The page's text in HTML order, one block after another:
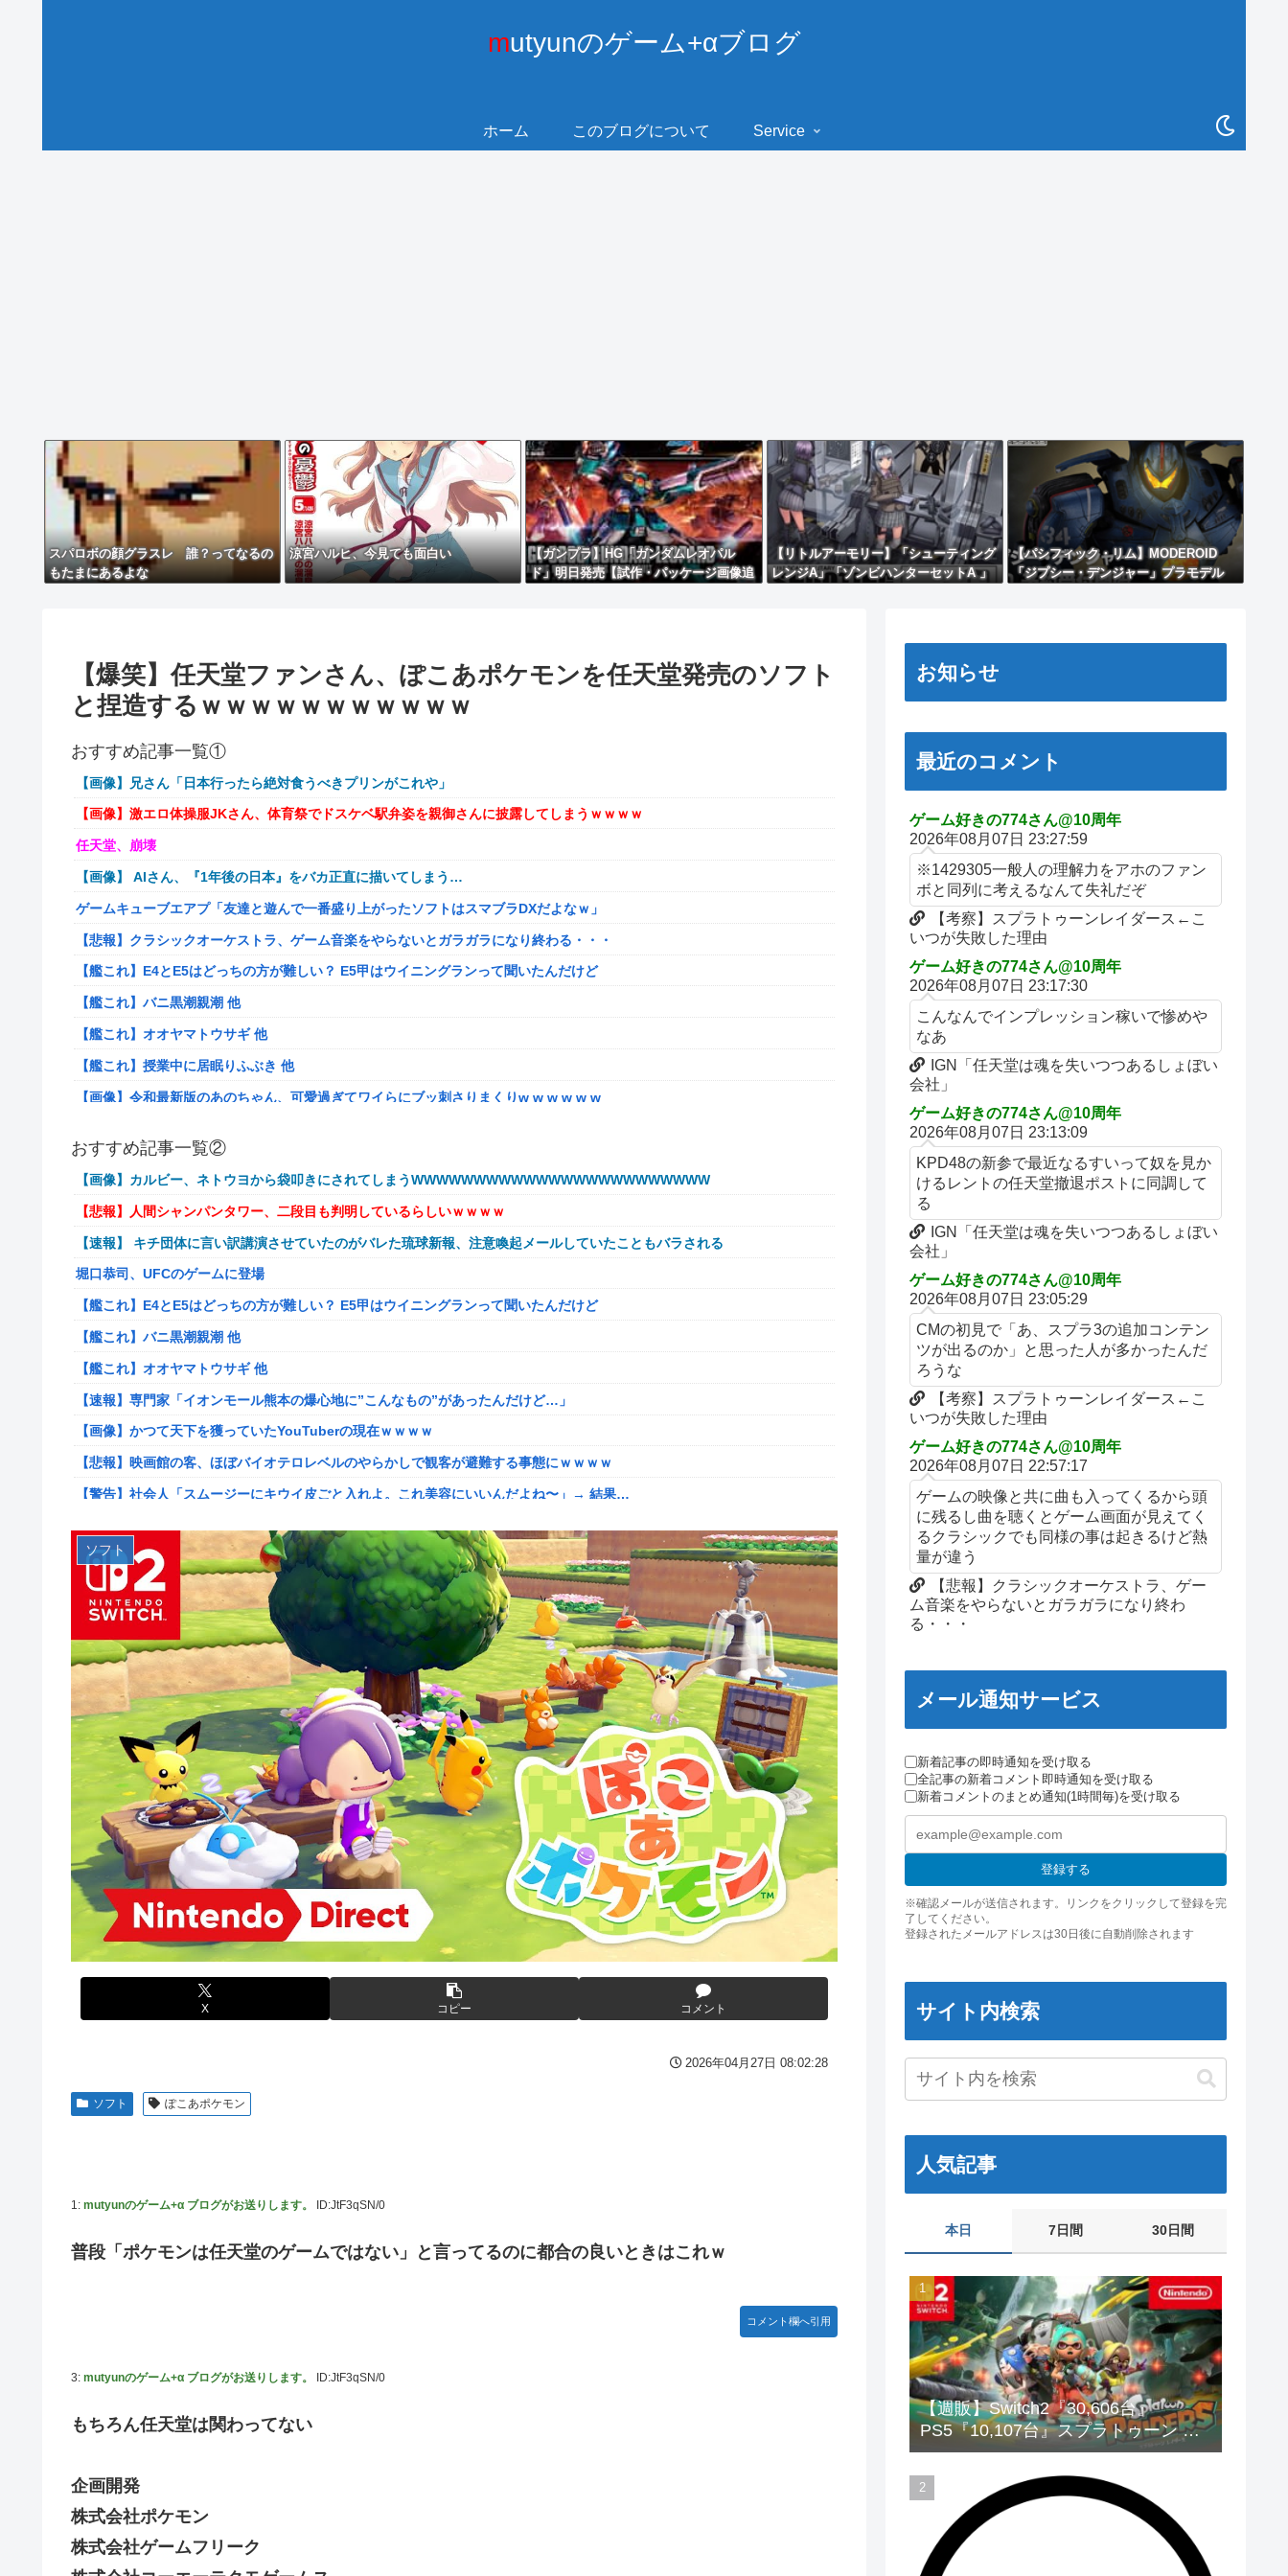
mutyunのゲーム+αブログ
ホーム このブログについて Service
スパロボの顔グラスレ 誰？ってなるの
もたまにあるよな
涼宮ハルヒ、今見ても面白い
【ガンプラ】HG「ガンダムレオパル
ド」明日発売【試作・パッケージ画像追
【リトルアーモリー】「シューティング
レンジA」「ゾンビハンターセットA 」
【パシフィック・リム】MODEROID
「ジプシー・デンジャー」プラモデル
【爆笑】任天堂ファンさん、ぽこあポケモンを任天堂発売のソフト
と捏造するｗｗｗｗｗｗｗｗｗｗｗ
おすすめ記事一覧①
【画像】兄さん「日本行ったら絶対食うべきプリンがこれや」
【画像】激エロ体操服JKさん、体育祭でドスケベ駅弁姿を親御さんに披露してしまうｗｗｗｗ
任天堂、崩壊
【画像】 AIさん、『1年後の日本』をバカ正直に描いてしまう…
ゲームキューブエアプ「友達と遊んで一番盛り上がったソフトはスマブラDXだよなｗ」
【悲報】クラシックオーケストラ、ゲーム音楽をやらないとガラガラになり終わる・・・
【艦これ】E4とE5はどっちの方が難しい？ E5甲はウイニングランって聞いたんだけど
【艦これ】バニ黒潮親潮 他
【艦これ】オオヤマトウサギ 他
【艦これ】授業中に居眠りふぶき 他
【画像】令和最新版のあのちゃん、可愛過ぎてワイらにブッ刺さりまくりw w w w w w
岡田斗司夫「人間の本音としてブサイクを見たら不愉快になる。この責任をどうとるんだ」
【速報】ルフィの幹部、懲役20年に決定する←コレは妥当か？？？？？？？
【NGS】ルーサー緊急、新武器、東方コラボ、EXレベル40… 8/5はアップデート盛り沢山！？貴様ら何から始める？( •᷄ὤ•᷅ )
ヨーロッパが右翼政党の党員から銀行口座を作る権利を剥奪、そのせいで皮肉すぎる展開に突入しており……
【ウマ娘】ケンタ？のシオン
韓国人「海上自衛隊護衛艦ちょうかいによるトマホーク巡航ミサイルの実射試験に韓国人が衝撃！」→「着々と進む最新鋭の
防衛装備‥」
【画像】かつて天下を獲っていたYouTuberの現在ｗｗｗｗ
【悲報】コレコレ、月収1億円ｗｗｗそりゃ外出るのにボディガードつけるわ…
【悲報】福岡の電車、完全にやらかす。構内アナウンスでド下ネタを連発するｗｗｗｗｗ
【悲報】有名漫画家、がんを公表「大腸癌になってしまいました。肝臓に転移も見られてステージ4です」
【画像】 AI「写真の背景削除？ガンプラの箱追加しといてあげよ????」
その後」
海外「全部日本の真似だったのか…」 日本の普通のテレビ番組が最新SNSの数十年先を行っていたと話題に
羽田ニアミス搭乗の中国人「補償も見舞いもない」中国ネット「いや要らんやろ」
【画像】お前らこの超美人容疑者が、整形か否か判定して！！→画像がこちらw w w w w w w w w w
【爆笑動画】ママさん「新しい洗濯機買って1発目に回したらコレw」←こwれwはw w w w w w w w w w
【ホロライブ】アキロゼ、映画をきっかけに「ちいかわ」にどハマり「今では毎晩1時間くらい見ながら入眠しています」
【ウマ娘】セイちゃんの攻撃力を見よ！！！
【画像】韓国人「日本人の間で『女が破滅的な人生を送るのを楽しむ陰湿な趣味』が流行っている」119万バズ
【ワンピース】ゾロ「女だぞ」エネル「見ればわかる」←ここ好きすぎるｗｗｗｗｗｗｗｗｗｗｗｗｗ
【艦これ】なんか調べたらE5めちゃくちゃ対地艦使うやん・・・
【名探偵プリキュア】明智が変身できた理由、謎すぎる…
欧州「日本だけ反則だろ…」 世界の『日本びいき』にヨーロッパ全土から不満の声
【艦これ】E5-4をウイニングランって言ったやつ誰や
【画像】ハンターハンターの人気キャラ3人、メイドフィギュアになってしまうｗｗｗ
【ウマ娘】セイちゃんの攻撃力を見よ！！！
【ミリマス】6年後のアイドル達はどんな感じになってるんだろう
ドンキのうなぎ食べた14人が食中毒…3歳児から75歳まで被害
【艦これ】 E3-4のラスダンは航空優勢は取るの？取らないの？
メトロイドプライム4 新品が2999円に…
【デレマス】 橘ありす「あなたの瞳には」
百合子「隣に座る貴女」【ミリマス】
上國料萌衣ちゃん、留学中にマックのバイトに応募するも書類選考で落とされてしまう
【VTuber】Google Play「選抜！推しナイン発表会」出演者発表！『にじだけと思ってたけど座長と除夜のケツおるやんけ』
実証実験都市「ウーブン・シティ」が一般の居住希望者の募集開始 すでにトヨタ関係者が居住
おすすめ記事一覧②
【画像】カルビー、ネトウヨから袋叩きにされてしまうWWWWWWWWWWWWWWWWWWWWWWWW
【悲報】人間シャンパンタワー、二段目も判明しているらしいｗｗｗｗ
【速報】 キチ団体に言い訳講演させていたのがバレた琉球新報、注意喚起メールしていたこともバラされる
堀口恭司、UFCのゲームに登場
【艦これ】E4とE5はどっちの方が難しい？ E5甲はウイニングランって聞いたんだけど
【艦これ】バニ黒潮親潮 他
【艦これ】オオヤマトウサギ 他
【速報】専門家「イオンモール熊本の爆心地に”こんなもの”があったんだけど…」
【画像】かつて天下を獲っていたYouTuberの現在ｗｗｗｗ
【悲報】映画館の客、ほぼバイオテロレベルのやらかしで観客が避難する事態にｗｗｗｗ
【警告】社会人「スムージーにキウイ皮ごと入れよ。これ美容にいいんだよね〜」→ 結果…
【衝撃】ハンターハンター、とんでもねえ伏線が発掘される。クルタ族の虐殺犯人がツェリードニヒだった模様！
被災地・熊本、泥酔者の通報が止まらず県警が異例のお願い
20代「50年ローンでええやろ」←これマジ？？？
【画像】「マスク美人さん、また我々を欺く」←海外でも流行りだした結果がこちらw w w w w w w
メトロイドプライム4 新品が2999円に…
【画像】日焼け口リの締まったお尻っていいよね！ｗｗｗｗｗ
欧州「日本だけ反則だろ…」 世界の『日本びいき』にヨーロッパ全土から不満の声
思い通りに動かない熊本被災者に左派が我慢ならなくなった模様、避難所で苦しむ被災者に対して……
大日本帝国陸軍「侵攻できたとして、食糧どうすんだよ」大本営「現地調達」陸軍「え？」
【NBA】エンビードが新シーズンに向けての好調ぶりを披露 なお足の状態の方を心配されてしまう
「Sゴーゴージャグラー4KT（北電子）」「LライザのアトリエKD（北電子）」が検定通過
伊藤裕樹、次戦勝利でタイトルマッチへ
ソフト
X コピー コメント
2026年04月27日 08:02:28
ソフト ぽこあポケモン
1: mutyunのゲーム+α ブログがお送りします。 ID:JtF3qSN/0
普段「ポケモンは任天堂のゲームではない」と言ってるのに都合の良いときはこれｗ
コメント欄へ引用
3: mutyunのゲーム+α ブログがお送りします。 ID:JtF3qSN/0
もちろん任天堂は関わってない
企画開発
株式会社ポケモン
株式会社ゲームフリーク
お知らせ
最近のコメント
ゲーム好きの774さん@10周年
2026年08月07日 23:27:59
※1429305一般人の理解力をアホのファン
ボと同列に考えるなんて失礼だぞ
【考察】スプラトゥーンレイダース←こ
いつが失敗した理由
ゲーム好きの774さん@10周年
2026年08月07日 23:17:30
こんなんでインプレッション稼いで惨めや
なあ
IGN「任天堂は魂を失いつつあるしょぼい
会社」
ゲーム好きの774さん@10周年
2026年08月07日 23:13:09
KPD48の新参で最近なるすいって奴を見か
けるレントの任天堂撤退ポストに同調して
る
IGN「任天堂は魂を失いつつあるしょぼい
会社」
ゲーム好きの774さん@10周年
2026年08月07日 23:05:29
CMの初見で「あ、スプラ3の追加コンテン
ツが出るのか」と思った人が多かったんだ
ろうな
【考察】スプラトゥーンレイダース←こ
いつが失敗した理由
ゲーム好きの774さん@10周年
2026年08月07日 22:57:17
ゲームの映像と共に曲も入ってくるから頭
に残るし曲を聴くとゲーム画面が見えてく
るクラシックでも同様の事は起きるけど熱
量が違う
【悲報】クラシックオーケストラ、ゲー
ム音楽をやらないとガラガラになり終わ
る・・・
メール通知サービス
新着記事の即時通知を受け取る
全記事の新着コメント即時通知を受け取る
新着コメントのまとめ通知(1時間毎)を受け取る
登録する
※確認メールが送信されます。リンクをクリックして登録を完
了してください。
登録されたメールアドレスは30日後に自動削除されます
サイト内検索
人気記事
本日 7日間 30日間
【週販】Switch2『30,606台』
PS5『10,107台』スプラトゥーン レ
イダース「73,542本」